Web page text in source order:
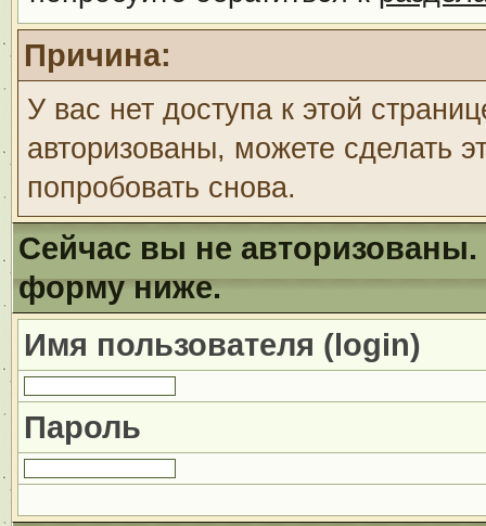
Причина:
У вас нет доступа к этой
авторизованы, можете сделать
попробовать снова.
Сейчас вы не авторизованы.
форму ниже.
Имя пользователя (login)
Пароль